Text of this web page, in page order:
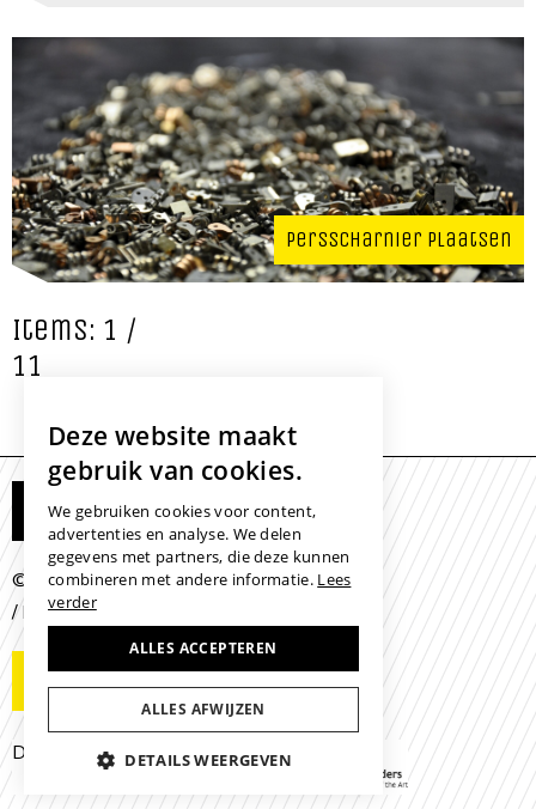
Persscharnier plaatsen
Items: 1 /
11
Mijn Eye to Eye
© 2026 -Colofon/Disclaimer/Cookies
/Leveringsvoorwaarden
Contactgegevens
Developed with the support of
Deze website maakt
gebruik van cookies.
We gebruiken cookies voor content,
advertenties en analyse. We delen
gegevens met partners, die deze kunnen
combineren met andere informatie. Lees
verder
ALLES ACCEPTEREN
ALLES AFWIJZEN
DETAILS WEERGEVEN